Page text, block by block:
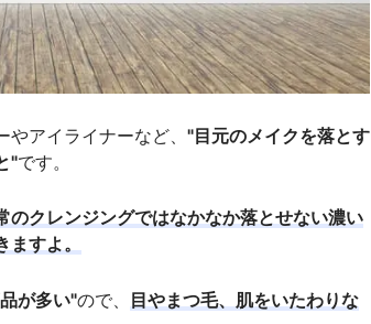
アイライナーなど、 "目元のメイクを落とす
"です。
のクレンジングではなかなか落とせない濃い
すよ。
が多い"ので、 目やまつ毛、肌をいたわりな